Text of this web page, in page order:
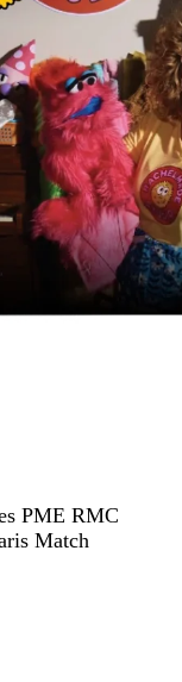
PME RMC
Match